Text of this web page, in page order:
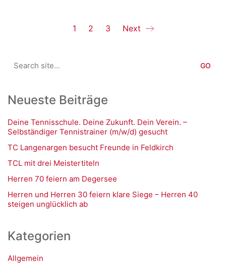
1 2 3 Next
for:
Neueste Beiträge
Deine Tennisschule. Deine Zukunft. Dein Verein. –
Selbständiger Tennistrainer (m/w/d) gesucht
TC Langenargen besucht Freunde in Feldkirch
TCL mit drei Meistertiteln
Herren 70 feiern am Degersee
Herren und Herren 30 feiern klare Siege – Herren 40
steigen unglücklich ab
Kategorien
Allgemein